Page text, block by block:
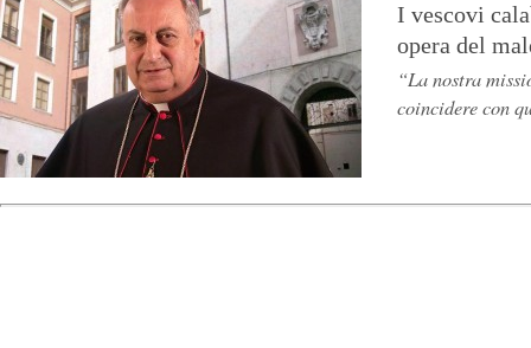
I vescovi
opera del
“La nostra
coincidere con